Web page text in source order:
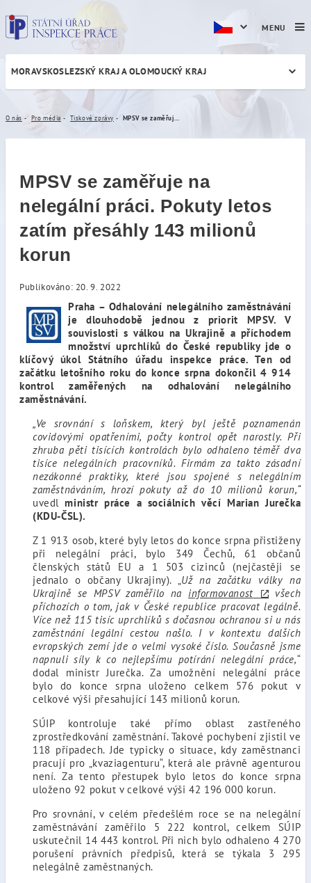
MPSV se zaměřuje na
MORAVSKOSLEZSKÝ KRAJ A OLOMOUCKÝ KRAJ
O nás Pro média Tiskové zprávy
MPSV se zaměřuje na
nelegální práci. Pokuty letos
zatím přesáhly 143 milionů
korun
Publikováno: 20. 9. 2022
Praha – Odhalování nelegálního zaměstnávání
je dlouhodobě jednou z priorit MPSV. V
souvislosti s válkou na Ukrajině a příchodem
množství uprchlíků do České republiky jde o
klíčový úkol Státního úřadu inspekce práce. Ten od
začátku letošního roku do konce srpna dokončil 4 914
kontrol zaměřených na odhalování nelegálního
zaměstnávání.
„Ve srovnání s loňskem, který byl ještě poznamenán
covidovými opatřeními, počty kontrol opět narostly. Při
zhruba pěti tisících kontrolách bylo odhaleno téměř dva
tisíce nelegálních pracovníků. Firmám za takto zásadní
nezákonné praktiky, které jsou spojené s nelegálním
zaměstnáváním, hrozí pokuty až do 10 milionů korun,“
uvedlministr práce a sociálních věcí Marian Jurečka
(KDU-ČSL).
Z 1 913 osob, které byly letos do konce srpna přistiženy
při nelegální práci, bylo 349 Čechů, 61 občanů
členských států EU a 1 503 cizinců (nejčastěji se
jednalo o občany Ukrajiny). „ Už na začátku války na
Ukrajině se MPSV zaměřilo na informovanost
všech
příchozích o tom, jak v České republice pracovat legálně.
Více než 115 tisíc uprchlíků s dočasnou ochranou si u nás
zaměstnání legální cestou našlo. I v kontextu dalších
evropských zemí jde o velmi vysoké číslo. Současně jsme
napnuli síly k co nejlepšímu potírání nelegální práce,“
dodal ministr Jurečka. Za umožnění nelegální práce
bylo do konce srpna uloženo celkem 576 pokut v
celkové výši přesahující 143 milionů korun.
SÚIP kontroluje také přímo oblast zastřeného
zprostředkování zaměstnání. Takové pochybení zjistil ve
118 případech. Jde typicky o situace, kdy zaměstnanci
pracují pro „kvaziagenturu“, která ale právně agenturou
není. Za tento přestupek bylo letos do konce srpna
uloženo 92 pokut v celkové výši 42 196 000 korun.
Pro srovnání, v celém předešlém roce se na nelegální
zaměstnávání zaměřilo 5 222 kontrol, celkem SÚIP
uskutečnil 14 443 kontrol. Při nich bylo odhaleno 4 270
porušení právních předpisů, která se týkala 3 295
nelegálně zaměstnaných.
MENU